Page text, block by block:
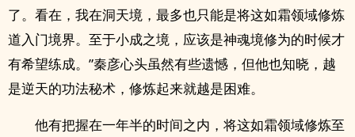
了。看在，我在洞天境，最多也只能是将这如霜领域修炼
道入门境界。至于小成之境，应该是神魂境修为的时候才
有希望练成。”秦彦心头虽然有些遗憾，但他也知晓，越
是逆天的功法秘术，修炼起来就越是困难。
他有把握在一年半的时间之内，将这如霜领域修炼至